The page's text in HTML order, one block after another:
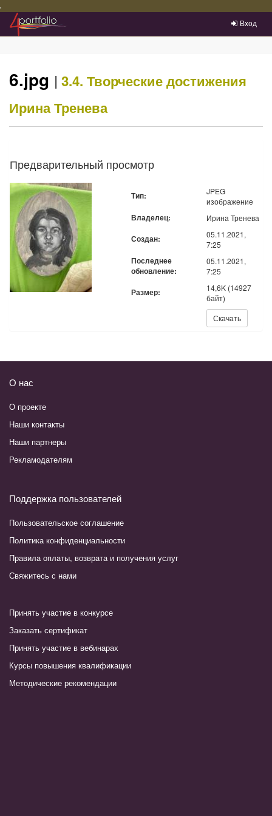
Преейти на главное меню
Вход
6.jpg | 3.4. Творческие достижения
Ирина Тренева
Предварительный просмотр
Тип:
JPEG
изображение
Владелец: Ирина Тренева
Создан:
05.11.2021,
7:25
Последнее
обновление:
05.11.2021,
7:25
Размер:
14,6K (14927
байт)
Скачать
О нас
О проекте
Наши контакты
Наши партнеры
Рекламодателям
Поддержка пользователей
Пользовательское соглашение
Политика конфиденциальности
Правила оплаты, возврата и получения услуг
Свяжитесь с нами
Принять участие в конкурсе
Заказать сертификат
Принять участие в вебинарах
Курсы повышения квалификации
Методические рекомендации